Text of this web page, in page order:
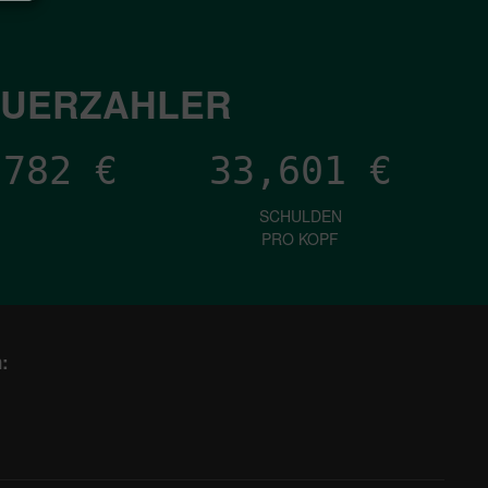
€ 33,601 €
SCHULDEN
PRO KOPF